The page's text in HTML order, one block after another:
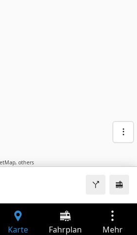
, others
Karte Fahrplan Mehr